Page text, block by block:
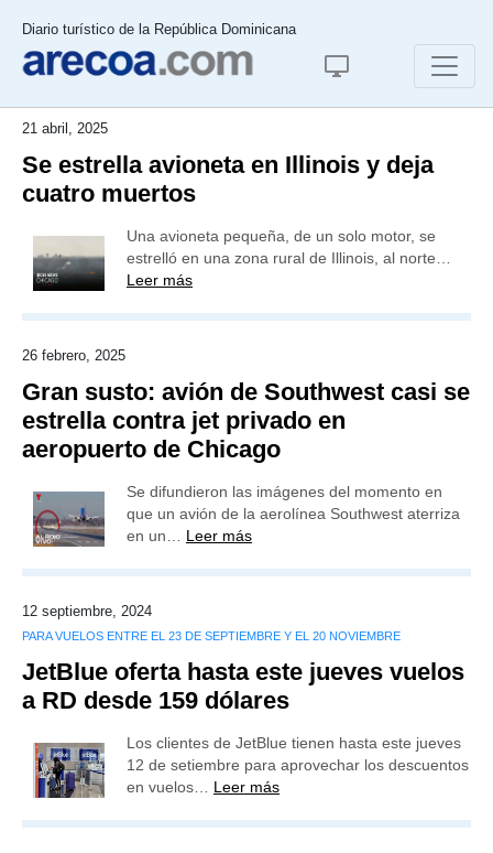
Diario turístico de la República Dominicana
21 abril, 2025
Se estrella avioneta en Illinois y deja
cuatro muertos
Una avioneta pequeña, de un solo motor, se
estrelló en una zona rural de Illinois, al norte…
Leer más
26 febrero, 2025
Gran susto: avión de Southwest casi se
estrella contra jet privado en
aeropuerto de Chicago
Se difundieron las imágenes del momento en
que un avión de la aerolínea Southwest aterriza
en un… Leer más
12 septiembre, 2024
PARA VUELOS ENTRE EL 23 DE SEPTIEMBRE Y EL 20 NOVIEMBRE
JetBlue oferta hasta este jueves vuelos
a RD desde 159 dólares
Los clientes de JetBlue tienen hasta este jueves
12 de setiembre para aprovechar los descuentos
en vuelos… Leer más